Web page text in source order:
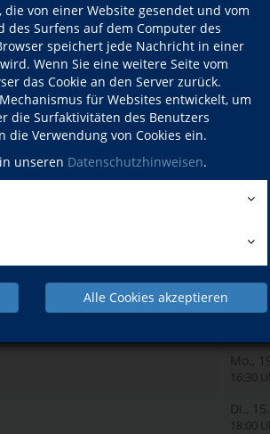
von einer Website gesendet und vom
des Surfens auf dem Computer des
speichert jede Nachricht in einer
Wenn Sie eine weitere Seite vom
das Cookie an den Server zurück.
für Websites entwickelt, um
die Surfaktivitäten des Benutzers
Verwendung von Cookies ein.
unseren Datenschutzhinweisen.
Alle Cookies akzeptieren
Mi.,
18:30
Di.,
Mi.,
Mi.,
17:00
So.,
Do.,
16:30
Fr.,
Mo.,
16:30
Di.,
18:00